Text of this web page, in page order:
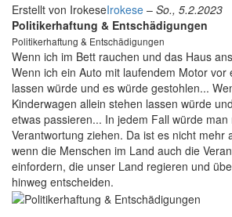
Erstellt von IrokeseIrokese – So., 5.2.2023
Politikerhaftung & Entschädigungen
Politikerhaftung & Entschädigungen
Wenn ich im Bett rauchen und das Haus
Wenn ich ein Auto mit laufendem Motor vor
lassen würde und es würde gestohlen...
Kinderwagen allein stehen lassen würde
etwas passieren... In jedem Fall würde man
Verantwortung ziehen. Da ist es nicht mehr
wenn die Menschen im Land auch die
einfordern, die unser Land regieren und
hinweg entscheiden.